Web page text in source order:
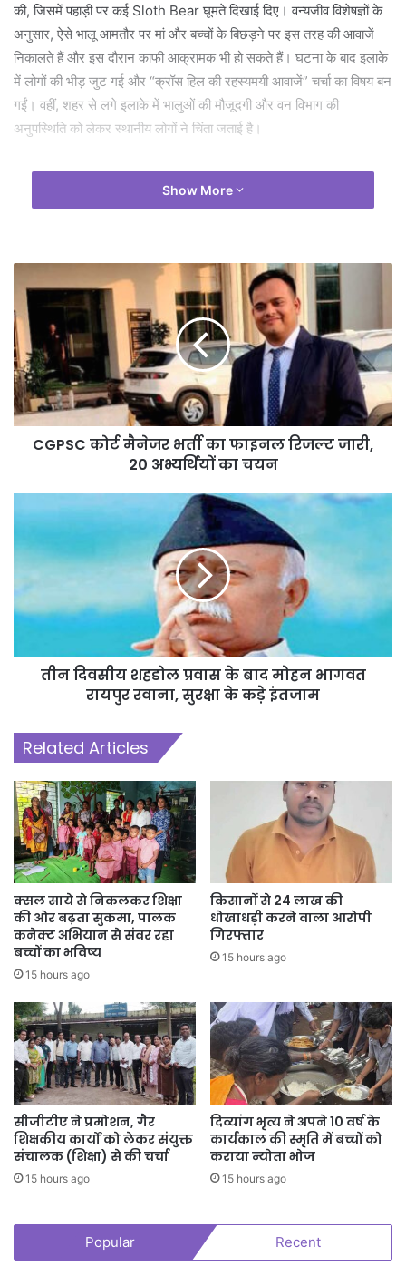
की, जिसमें पहाड़ी पर कई Sloth Bear घूमते दिखाई दिए। वन्यजीव विशेषज्ञों के
अनुसार, ऐसे भालू आमतौर पर मां और बच्चों के बिछड़ने पर इस तरह की आवाजें
निकालते हैं और इस दौरान काफी आक्रामक भी हो सकते हैं। घटना के बाद इलाके
में लोगों की भीड़ जुट गई और “क्रॉस हिल की रहस्यमयी आवाजें” चर्चा का विषय बन
गईं। वहीं, शहर से लगे इलाके में भालुओं की मौजूदगी और वन विभाग की
अनुपस्थिति को लेकर स्थानीय लोगों ने चिंता जताई है।
Show More
CGPSC कोर्ट मैनेजर भर्ती का फाइनल रिजल्ट जारी,
20 अभ्यर्थियों का चयन
तीन दिवसीय शहडोल प्रवास के बाद मोहन भागवत
रायपुर रवाना, सुरक्षा के कड़े इंतजाम
Related Articles
क्सल साये से निकलकर शिक्षा
की ओर बढ़ता सुकमा, पालक
कनेक्ट अभियान से संवर रहा
बच्चों का भविष्य
15 hours ago
किसानों से 24 लाख की
धोखाधड़ी करने वाला आरोपी
गिरफ्तार
15 hours ago
सीजीटीए ने प्रमोशन, गैर
शिक्षकीय कार्यों को लेकर संयुक्त
संचालक (शिक्षा) से की चर्चा
15 hours ago
दिव्यांग भृत्य ने अपने 10 वर्ष के
कार्यकाल की स्मृति में बच्चों को
कराया न्योता भोज
15 hours ago
Popular Recent